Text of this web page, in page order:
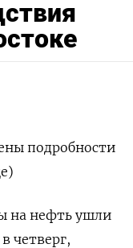
подробности
на нефть ушли
четверг,